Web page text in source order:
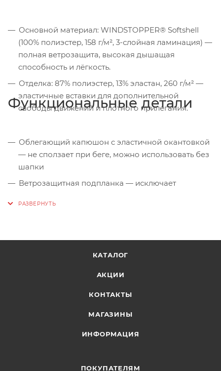
Основной материал: WINDSTOPPER® Softshell
(100% полиэстер, 158 г/м², 3-слойная ламинация) —
полная ветрозащита, высокая дышащая
способность и лёгкость.
Отделка: 87% полиэстер, 13% эластан, 260 г/м² —
эластичные вставки для дополнительной
свободы движений и плотного прилегания.
Функциональные детали
Облегающий капюшон с эластичной окантовкой
— не сползает при беге, можно использовать без
шапки
Ветрозащитная подпланка — исключает
при поднятом воротнике
Нагрудный и боковые карманы на молниях —
для больших пальцев — фиксация рукавов и
КАТАЛОГ
АКЦИИ
КОНТАКТЫ
МАГАЗИНЫ
ИНФОРМАЦИЯ
ПОКУПАТЕЛЯМ